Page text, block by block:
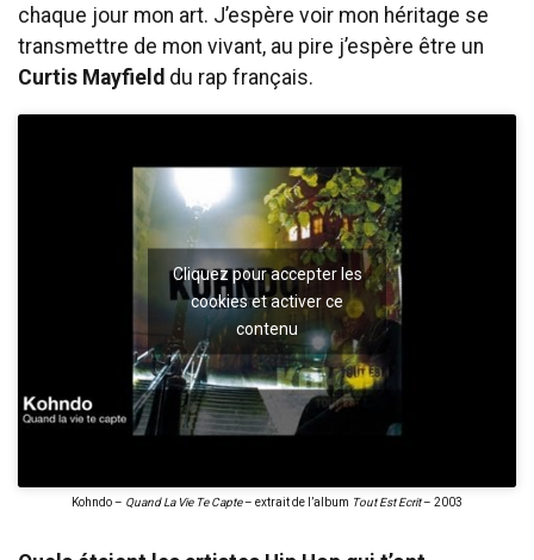
chaque jour mon art. J’espère voir mon héritage se
transmettre de mon vivant, au pire j’espère être un
Curtis Mayfield du rap français.
Cliquez pour accepter les
cookies et activer ce
contenu
Kohndo – Quand La Vie Te Capte– extrait de l’album Tout Est Ecrit– 2003